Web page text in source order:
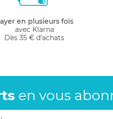
en plusieurs fois
avec Klarna
Dès 35 € d'achats
en vous